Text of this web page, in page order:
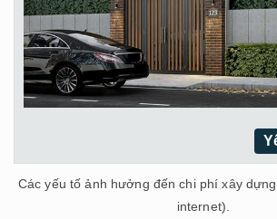
Các yếu tố ảnh hưởng đến chi phí xây
internet).